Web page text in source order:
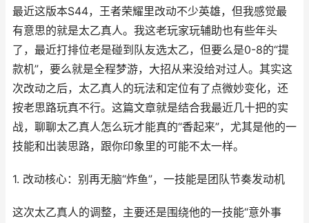
最近这版本S44，王者荣耀里改动不少英雄，但我感觉最
有意思的就是太乙真人。我这老玩家玩辅助也有些年头
了，最近打排位老是碰到队友选太乙，但要么是0-8的“提
款机”，要么就是全程梦游，大招从来没给对过人。其实这
次改动之后，太乙真人的玩法和定位有了点微妙变化，还
按老思路玩真不行。这篇文章就是结合我最近几十把的实
战，聊聊太乙真人怎么玩才能真的“香起来”，尤其是他的一
技能和出装思路，跟你印象里的可能不太一样。
1. 改动核心：别再无脑“炸鱼”，一技能是团队节奏发动机
这次太乙真人的调整，主要还是围绕他的一技能“意外事